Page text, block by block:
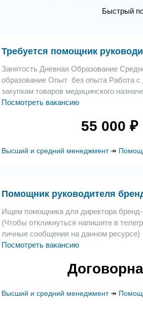
Быстрый
Требуется помощник
Занятость Дневная Образование
образование Опыт без опыта Работа с
закупкам товаров медицинского
Посмотреть вакансию
55 000 ₽
Высший и средний менеджмент↠
Помощник руководителя
Ищем помощника для директора
(Чтобы откликнуться напишите в
личные сообщения на данном ресурсе)
Посмотреть вакансию
Высший и средний менеджмент↠